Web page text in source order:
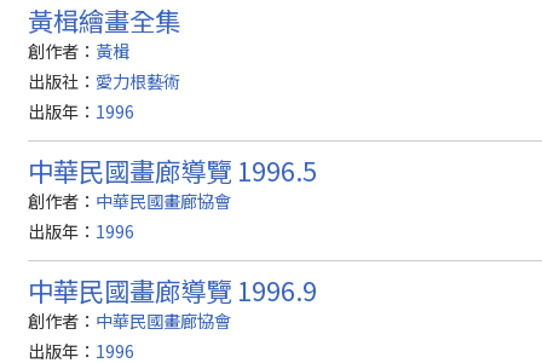
黃楫繪畫全集
創作者： 黃楫
出版社： 愛力根藝術
出版年： 1996
中華民國畫廊導覽 1996.5
創作者： 中華民國畫廊協會
出版年： 1996
中華民國畫廊導覽 1996.9
創作者： 中華民國畫廊協會
出版年： 1996